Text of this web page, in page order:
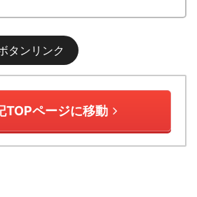
タンリンク
TOPページに移動